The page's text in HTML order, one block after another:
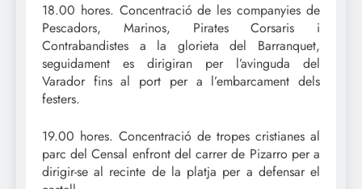
18.00 hores. Concentració de les companyies de
Pescadors, Marinos, Pirates Corsaris i
Contrabandistes a la glorieta del Barranquet,
seguidament es dirigiran per l’avinguda del
Varador fins al port per a l’embarcament dels
festers.
19.00 hores. Concentració de tropes cristianes al
parc del Censal enfront del carrer de Pizarro per a
dirigir-se al recinte de la platja per a defensar el